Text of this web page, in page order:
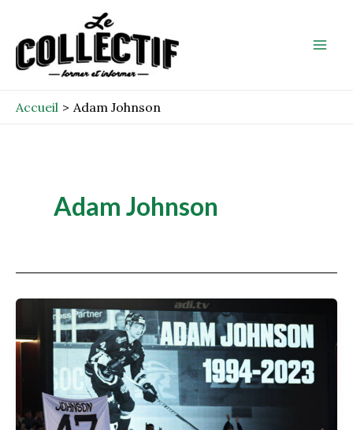
contenu
Accueil Adam Johnson
Adam Johnson